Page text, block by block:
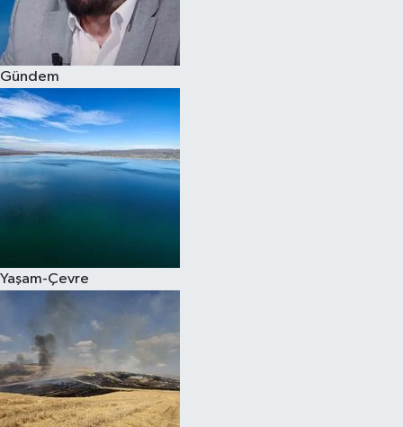
Gündem
Yaşam-Çevre
Spor
Burç Yorumları
Çocuk
Eğitim
Kim kimdir?
Kültür Sanat
Sağlık